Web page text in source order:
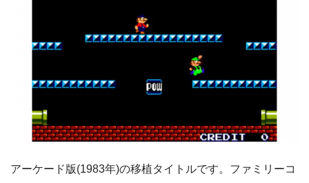
アーケード版(1983年)の移植タイトルです。ファミリーコ